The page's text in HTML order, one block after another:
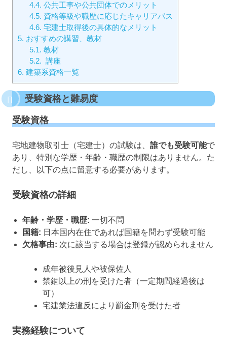
4.4. 公共工事や公共団体でのメリット
4.5. 資格等級や職歴に応じたキャリアパス
4.6. 宅建士取得後の具体的なメリット
5. おすすめの講習、教材
5.1. 教材
5.2. 講座
6. 建築系資格一覧
受験資格と難易度
受験資格
宅地建物取引士（宅建士）の試験は、 誰でも受験可能で
あり、特別な学歴・年齢・職歴の制限はありません。た
だし、以下の点に留意する必要があります。
受験資格の詳細
年齢・学歴・職歴: 一切不問
国籍: 日本国内在住であれば国籍を問わず受験可能
欠格事由: 次に該当する場合は登録が認められません
成年被後見人や被保佐人
禁錮以上の刑を受けた者（一定期間経過後は
可）
宅建業法違反により罰金刑を受けた者
実務経験について